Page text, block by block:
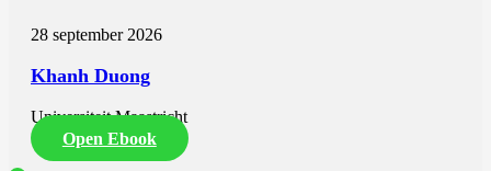
28 september 2026
Khanh Duong
Universiteit Maastricht
Open Ebook